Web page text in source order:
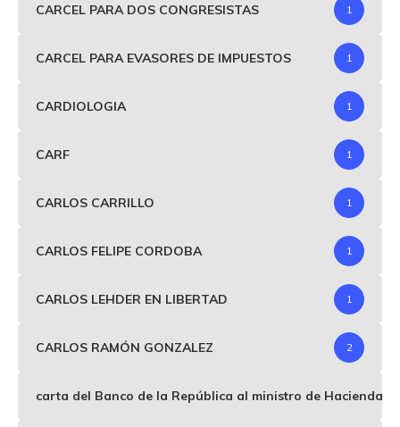
CARCEL PARA DOS CONGRESISTAS 1
CARCEL PARA EVASORES DE IMPUESTOS 1
CARDIOLOGIA 1
CARF 1
CARLOS CARRILLO 1
CARLOS FELIPE CORDOBA 1
CARLOS LEHDER EN LIBERTAD 1
CARLOS RAMÓN GONZALEZ 2
carta del Banco de la República al ministro de Hacienda